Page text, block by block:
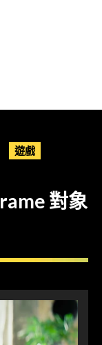
遊戲
對象